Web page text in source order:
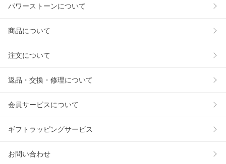
パワーストーンについて
商品について
注文について
返品・交換・修理について
会員サービスについて
ギフトラッピングサービス
お問い合わせ